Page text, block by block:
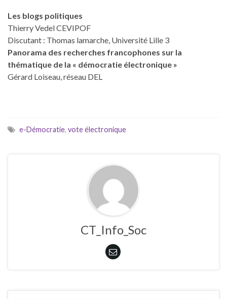
Les blogs politiques
Thierry Vedel CEVIPOF
Discutant : Thomas lamarche, Université Lille 3
Panorama des recherches francophones sur la
thématique de la « démocratie électronique »
Gérard Loiseau, réseau DEL
e-Démocratie, vote électronique
CT_Info_Soc